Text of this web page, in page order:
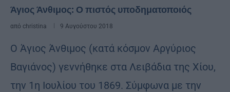
Άγιος Άνθιμος: Ο πιστός υποδηματοποιός
από christina 9 Αυγούστου 2018
Ο Άγιος Άνθιμος (κατά κόσμον Αργύριος
Βαγιάνoς) γεννήθηκε στα Λειβάδια της Χίου,
την 1η Ιουλίου του 1869. Σύμφωνα με την